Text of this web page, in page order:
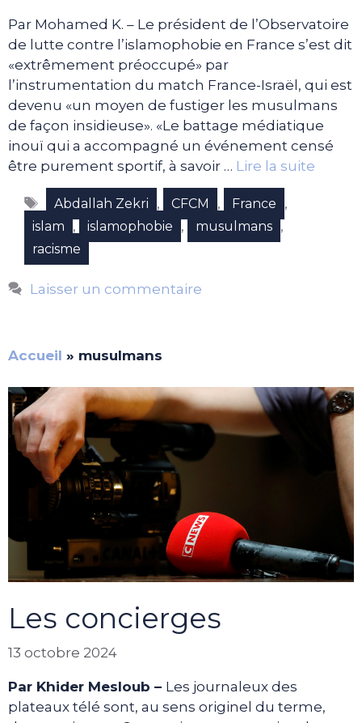
Par Mohamed K. – Le président de l’Observatoire
de lutte contre l’islamophobie en France s’est dit
«extrêmement préoccupé» par
l’instrumentation du match France-Israël, qui est
devenu «un moyen de fustiger les musulmans
de façon insidieuse». «Le battage médiatique
inouï qui a accompagné un événement censé
être purement sportif, à savoir … Lire la suite
Étiquettes
Abdallah Zekri , CFCM , France ,
islam , islamophobie , musulmans ,
racisme
Laisser un commentaire
Accueil » musulmans
Les concierges
13 octobre 2024
Par Khider Mesloub – Les journaleux des
plateaux télé sont, au sens originel du terme,